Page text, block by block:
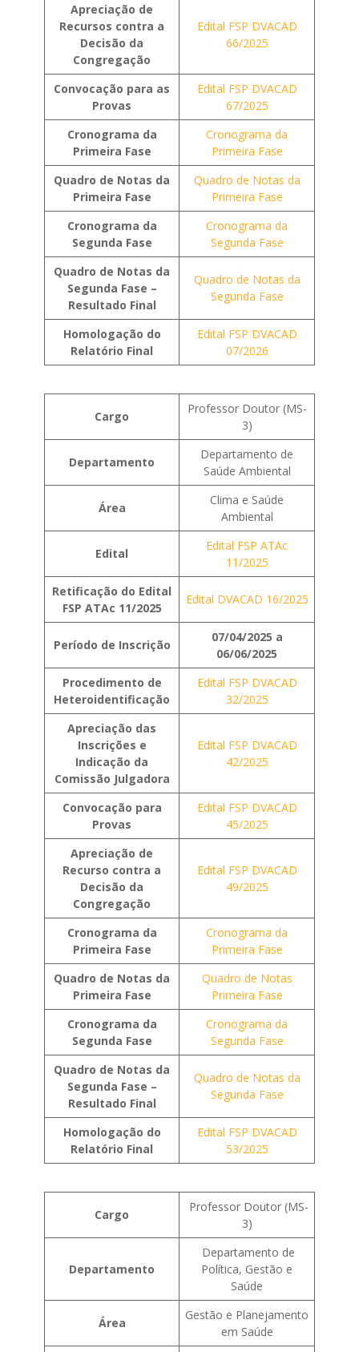
Apreciação de
Recursos contra a
Decisão da
Congregação
Edital FSP DVACAD
66/2025
Convocação para as
Provas
Edital FSP DVACAD
67/2025
Cronograma da
Primeira Fase
Cronograma da
Primeira Fase
Quadro de Notas da
Primeira Fase
Quadro de Notas da
Primeira Fase
Cronograma da
Segunda Fase
Cronograma da
Segunda Fase
Quadro de Notas da
Segunda Fase –
Resultado Final
Quadro de Notas da
Segunda Fase
Homologação do
Relatório Final
Edital FSP DVACAD
07/2026
Cargo
Professor Doutor (MS-
3)
Departamento
Departamento de
Saúde Ambiental
Área
Clima e Saúde
Ambiental
Edital
Edital FSP ATAc
11/2025
Retificação do Edital
FSP ATAc 11/2025
Edital DVACAD 16/2025
Período de Inscrição
07/04/2025 a
06/06/2025
Procedimento de
Heteroidentificação
Edital FSP DVACAD
32/2025
Apreciação das
Inscrições e
Indicação da
Comissão Julgadora
Edital FSP DVACAD
42/2025
Convocação para
Provas
Edital FSP DVACAD
45/2025
Apreciação de
Recurso contra a
Decisão da
Congregação
Edital FSP DVACAD
49/2025
Cronograma da
Primeira Fase
Cronograma da
Primeira Fase
Quadro de Notas da
Primeira Fase
Quadro de Notas
Primeira Fase
Cronograma da
Segunda Fase
Cronograma da
Segunda Fase
Quadro de Notas da
Segunda Fase –
Resultado Final
Quadro de Notas da
Segunda Fase
Homologação do
Relatório Final
Edital FSP DVACAD
53/2025
Cargo
Professor Doutor (MS-
3)
Departamento
Departamento de
Política, Gestão e
Saúde
Área
Gestão e Planejamento
em Saúde